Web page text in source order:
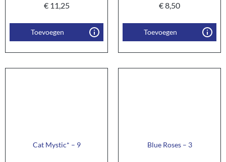
€11,25
Toevoegen
€8,50
Toevoegen
Cat Mystic* – 9 Blue Roses – 3